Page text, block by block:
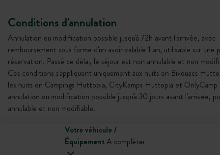
Conditions d'annulation
Annulation ou modification possible jusqu'à 72h avant l'arrivée, avec
remboursement sous forme d'un avoir valable 1 an, utilisable sur une
réservation. Passé ce délai, le séjour est non annulable et non
Ces conditions s'appliquent uniquement aux nuits en Bivouacs
les nuits en Campings Huttopia, CityKamps Huttopia et OnlyCamp
annulation ou modification possible jusqu'à 30 jours avant l'arrivée,
annulable et non modifiable.
Votre véhicule /
ÉquipementA compléter